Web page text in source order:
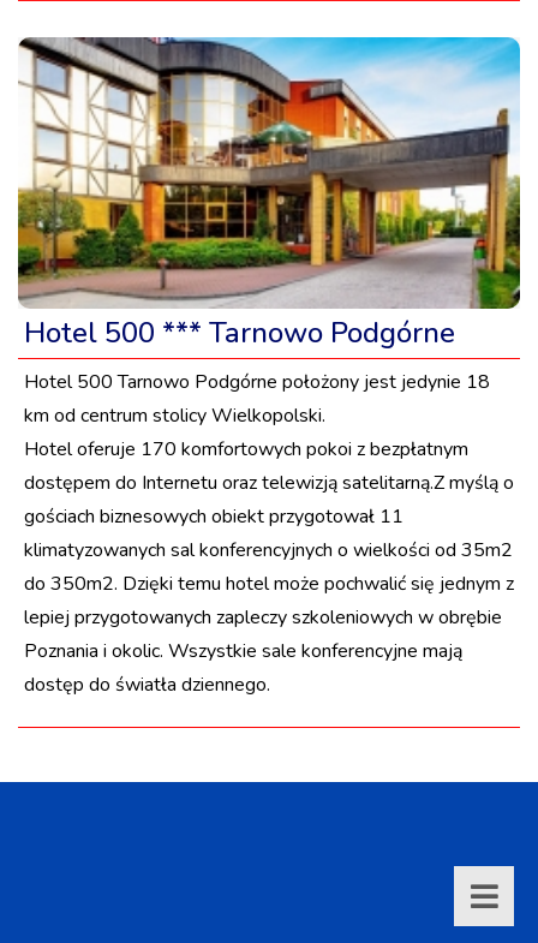
Hotel 500 *** Tarnowo Podgórne
Hotel 500 Tarnowo Podgórne położony jest jedynie 18
km od centrum stolicy Wielkopolski.
Hotel oferuje 170 komfortowych pokoi z bezpłatnym
dostępem do Internetu oraz telewizją satelitarną.Z myślą o
gościach biznesowych obiekt przygotował 11
klimatyzowanych sal konferencyjnych o wielkości od 35m2
do 350m2. Dzięki temu hotel może pochwalić się jednym z
lepiej przygotowanych zapleczy szkoleniowych w obrębie
Poznania i okolic. Wszystkie sale konferencyjne mają
dostęp do światła dziennego.